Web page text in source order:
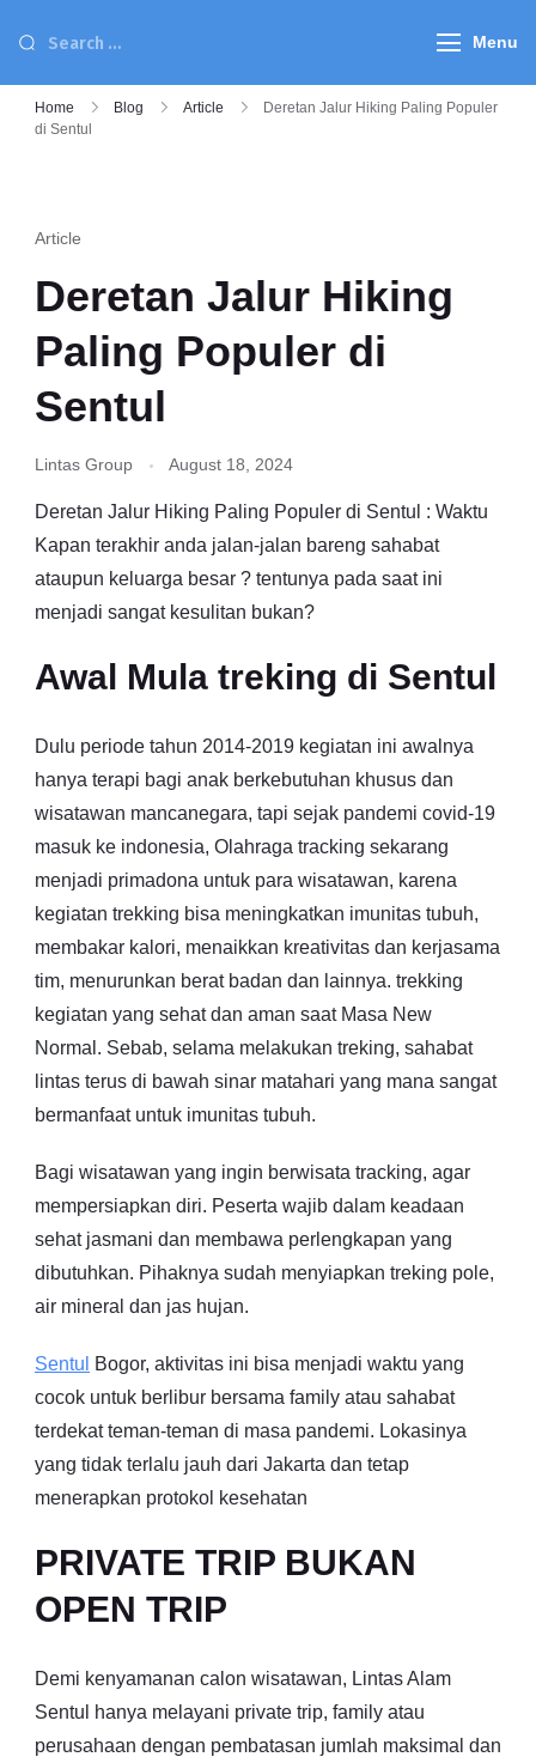
Menu
Home Blog Article
Deretan Jalur Hiking Paling Populer
di Sentul
Article
Deretan Jalur Hiking
Paling Populer di
Sentul
Lintas Group August 18, 2024
Deretan Jalur Hiking Paling Populer di Sentul : Waktu
Kapan terakhir anda jalan-jalan bareng sahabat
ataupun keluarga besar ? tentunya pada saat ini
menjadi sangat kesulitan bukan?
Awal Mula treking di Sentul
Dulu periode tahun 2014-2019 kegiatan ini awalnya
hanya terapi bagi anak berkebutuhan khusus dan
wisatawan mancanegara, tapi sejak pandemi covid-19
masuk ke indonesia, Olahraga tracking sekarang
menjadi primadona untuk para wisatawan, karena
kegiatan trekking bisa meningkatkan imunitas tubuh,
membakar kalori, menaikkan kreativitas dan kerjasama
tim, menurunkan berat badan dan lainnya. trekking
kegiatan yang sehat dan aman saat Masa New
Normal. Sebab, selama melakukan treking, sahabat
lintas terus di bawah sinar matahari yang mana sangat
bermanfaat untuk imunitas tubuh.
Bagi wisatawan yang ingin berwisata tracking, agar
mempersiapkan diri. Peserta wajib dalam keadaan
sehat jasmani dan membawa perlengkapan yang
dibutuhkan. Pihaknya sudah menyiapkan treking pole,
air mineral dan jas hujan.
Sentul
Bogor, aktivitas ini bisa menjadi waktu yang
cocok untuk berlibur bersama family atau sahabat
terdekat teman-teman di masa pandemi. Lokasinya
yang tidak terlalu jauh dari Jakarta dan tetap
menerapkan protokol kesehatan
PRIVATE TRIP BUKAN
OPEN TRIP
Demi kenyamanan calon wisatawan, Lintas Alam
Sentul hanya melayani private trip, family atau
perusahaan dengan pembatasan jumlah maksimal dan